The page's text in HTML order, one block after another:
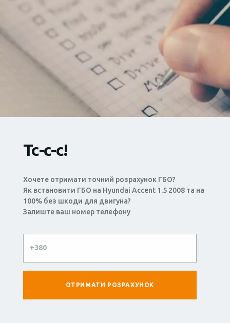
Тс-с-с!
Хочете отримати точний розрахунок ГБО?
Як встановити ГБО на Hyundai Accent 1.5 2008 та на
100% без шкоди для двигуна?
Залиште ваш номер телефону